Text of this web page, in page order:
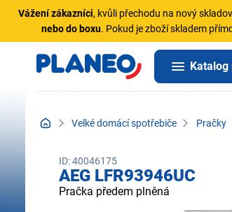
Vážení zákazníci, kvůli přechodu na nový
nebo do boxu. Pokud je zboží skladem
Velké domácí spotřebiče Pračky
ID: 40046175
AEG LFR93946UC
Pračka předem plněná